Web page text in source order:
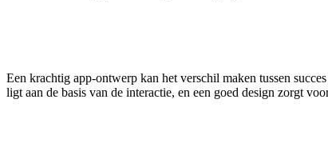
Een krachtig app-ontwerp kan het verschil maken tussen
ligt aan de basis van de interactie, en een goed design zorgt